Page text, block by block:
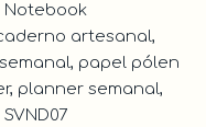
Notebook
artesanal,
, papel pólen
, planner semanal,
SVND07